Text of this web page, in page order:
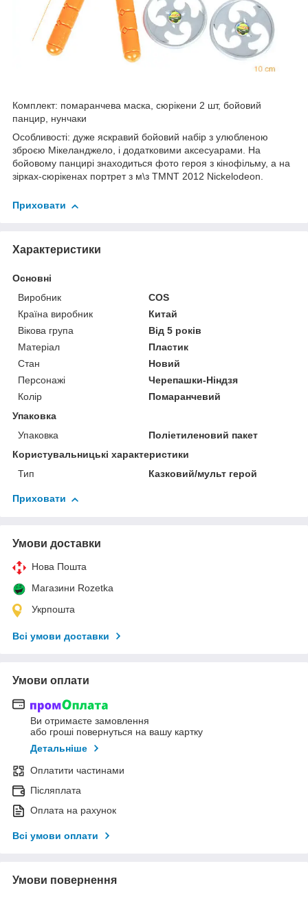
Комплект: помаранчева маска, сюрікени 2 шт, бойовий
панцир, нунчаки
Особливості: дуже яскравий бойовий набір з улюбленою
зброєю Мікеланджело, і додатковими аксесуарами. На
бойовому панцирі знаходиться фото героя з кінофільму, а на
зірках-сюрікенах портрет з м\з TMNT 2012 Nickelodeon.
Приховати
Характеристики
Основні
Виробник
COS
Країна виробник
Китай
Вікова група
Від 5 років
Матеріал
Пластик
Стан
Новий
Персонажі
Черепашки-Ніндзя
Колір
Помаранчевий
Упаковка
Упаковка
Поліетиленовий пакет
Користувальницькі характеристики
Тип
Казковий/мульт герой
Приховати
Умови доставки
Нова Пошта
Магазини Rozetka
Укрпошта
Всі умови доставки
Умови оплати
Ви отримаєте замовлення
або гроші повернуться на вашу картку
Детальніше
Оплатити частинами
Післяплата
Оплата на рахунок
Всі умови оплати
Умови повернення